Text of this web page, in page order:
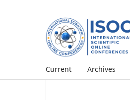
Current Archives